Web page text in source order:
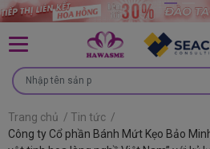
Trang chủ / Tin tức /
Công ty Cổ phần Bánh Mứt Kẹo Bảo